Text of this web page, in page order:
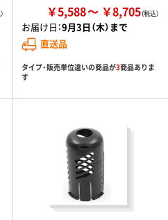
￥5,588 ￥8,705
お届け日：9月3日（木）まで
直送品
タイプ・販売単位違いの商品が3商品ありま
す